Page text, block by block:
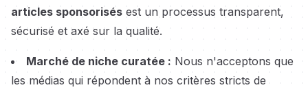
articles sponsorisés est un processus transparent,
sécurisé et axé sur la qualité.
Marché de niche curatée : Nous n'acceptons que
les médias qui répondent à nos critères stricts de